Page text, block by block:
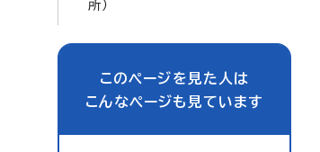
所）
このページを見た人は
こんなページも見ています